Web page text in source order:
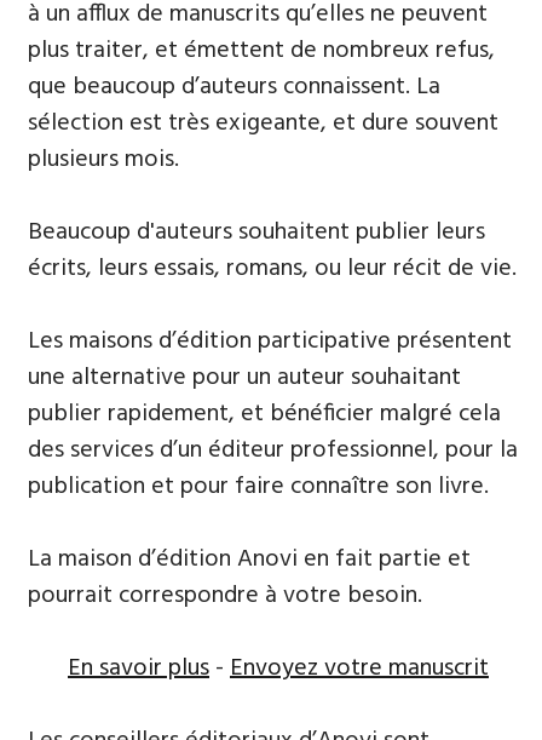
à un afflux de manuscrits qu’elles ne peuvent
plus traiter, et émettent de nombreux refus,
que beaucoup d’auteurs connaissent. La
sélection est très exigeante, et dure souvent
plusieurs mois.
Beaucoup d'auteurs souhaitent publier leurs
écrits, leurs essais, romans, ou leur récit de vie.
Les maisons d’édition participative présentent
une alternative pour un auteur souhaitant
publier rapidement, et bénéficier malgré cela
des services d’un éditeur professionnel, pour la
publication et pour faire connaître son livre.
La maison d’édition Anovi en fait partie et
pourrait correspondre à votre besoin.
En savoir plus-Envoyez votre manuscrit